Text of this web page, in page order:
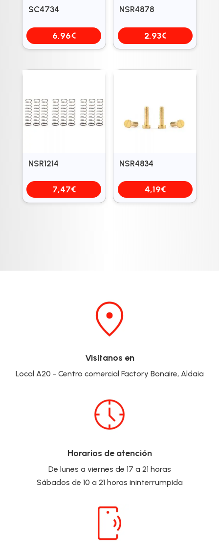
SC4734
6,96€
NSR4878
2,93€
NSR1214
7,47€
NSR4834
4,19€
Visítanos en
Local A20 - Centro comercial Factory Bonaire, Aldaia
Horarios de atención
De lunes a viernes de 17 a 21 horas
Sábados de 10 a 21 horas ininterrumpida